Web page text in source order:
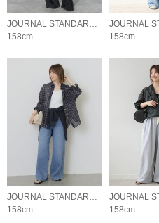
JOURNAL STANDARD relume LADYS
158cm
158cm
JOURNAL STANDARD relume LADYS
158cm
158cm